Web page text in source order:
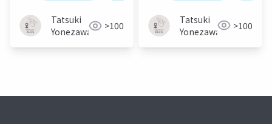
Tatsuki
Yonezawa
>100
Tatsuki
Yonezawa
>100